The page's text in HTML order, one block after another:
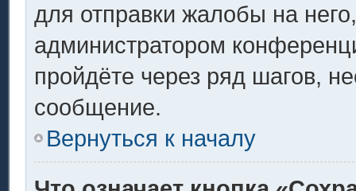
для отправки жалобы на
администратором
пройдёте через ряд шагов,
сообщение.
Вернуться к началу